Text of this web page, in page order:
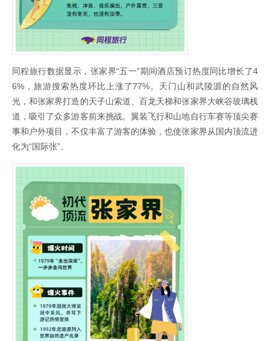
同程旅行数据显示，张家界“五一”期间酒店预订热度同比增长了4
6%，旅游搜索热度环比上涨了77%。天门山和武陵源的自然风
光，和张家界打造的天子山索道、百龙天梯和张家界大峡谷玻璃栈
道，吸引了众多游客前来挑战。翼装飞行和山地自行车赛等顶尖赛
事和户外项目，不仅丰富了游客的体验，也使张家界从国内顶流进
化为“国际张”。